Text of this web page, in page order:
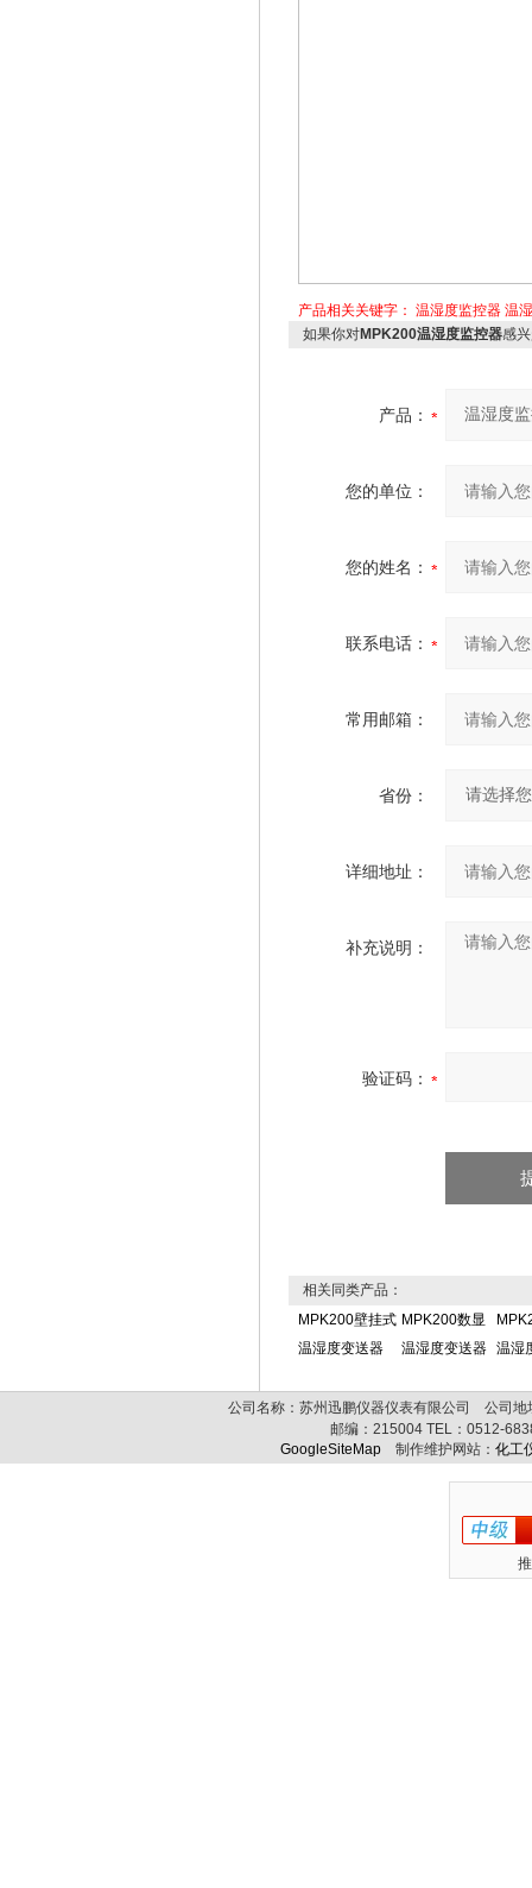
产品相关关键字： 温湿度监控器 温
如果你对MPK200温湿度监控器感
产品：
您的单位：
您的姓名：
联系电话：
常用邮箱：
省份：
详细地址：
补充说明：
验证码：
相关同类产品：
MPK200壁挂式
温湿度变送器
MPK200数显
温湿度变送器
温湿
公司名称：苏州迅鹏仪器仪表有限公司 公司
邮编： 215004 TEL： 0512-
GoogleSiteMap 制作维护网站： 化工